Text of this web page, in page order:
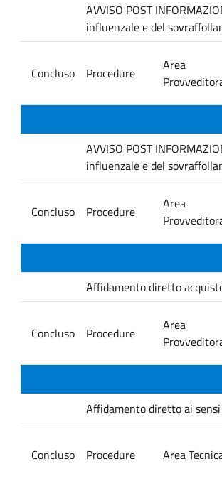
AVVISO POST
influenzale e del
Concluso Procedure
Area
AVVISO POST
influenzale e del
Concluso Procedure
Area
Affidamento diretto
Concluso Procedure
Area
Affidamento diretto ai
Concluso Procedure Area